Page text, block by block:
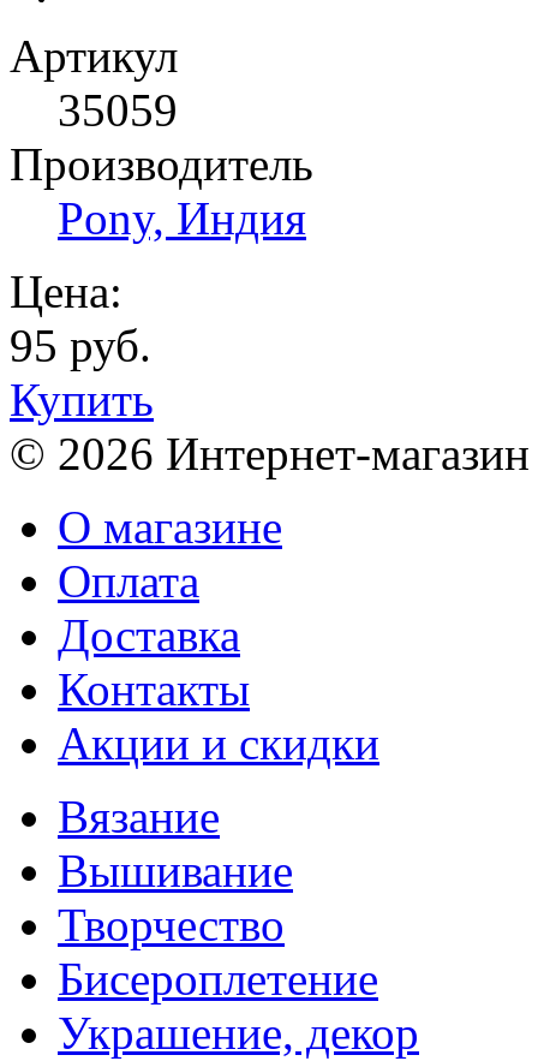
Артикул
35059
Производитель
Pony, Индия
Цена:
95 руб.
Купить
© 2026 Интернет-
О магазине
Оплата
Доставка
Контакты
Акции и скидки
Вязание
Вышивание
Творчество
Бисероплетение
Украшение, декор